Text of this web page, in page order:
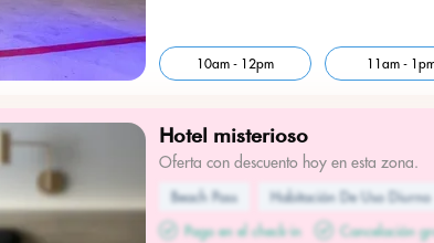
10am - 12pm 11am -
Hotel misterioso
Oferta con descuento hoy en esta zona.
Beach Pass
Habitación De Uso Diurno
Pago en el check-in
Cancelación